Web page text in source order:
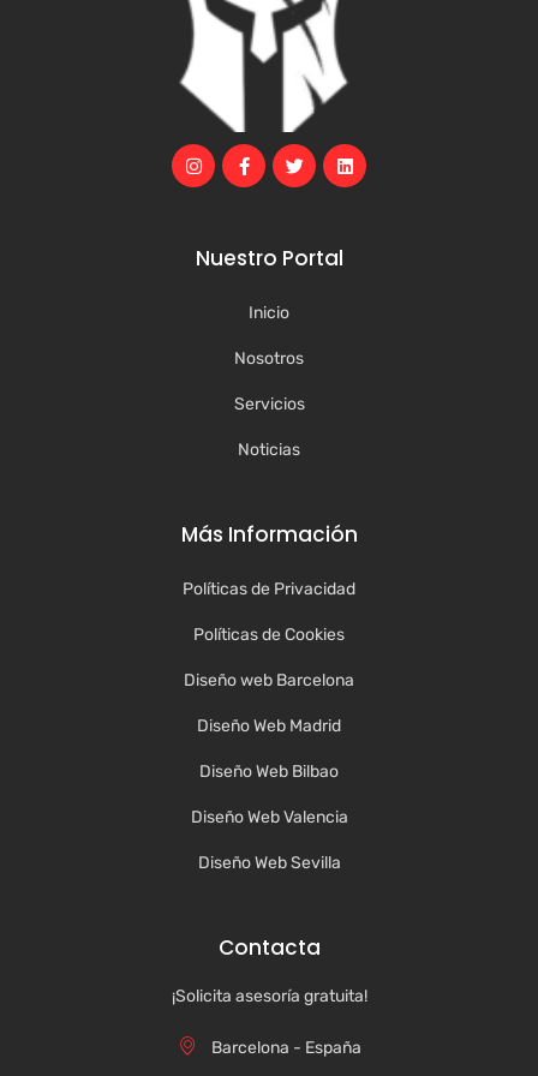
Nuestro Portal
Inicio
Nosotros
Servicios
Noticias
Más Información
Políticas de Privacidad
Políticas de Cookies
Diseño web Barcelona
Diseño Web Madrid
Diseño Web Bilbao
Diseño Web Valencia
Diseño Web Sevilla
Contacta
¡Solicita asesoría gratuita!
Barcelona - España